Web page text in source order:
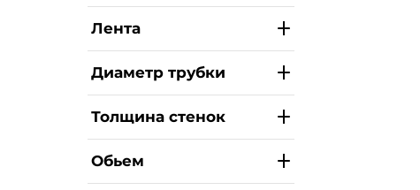
Лента
Диаметр трубки
Толщина стенок
Обьем